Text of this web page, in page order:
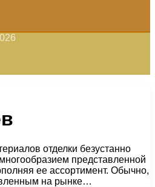
отделки безустанно
представленной
ее ассортимент. Обычно,
на рынке…